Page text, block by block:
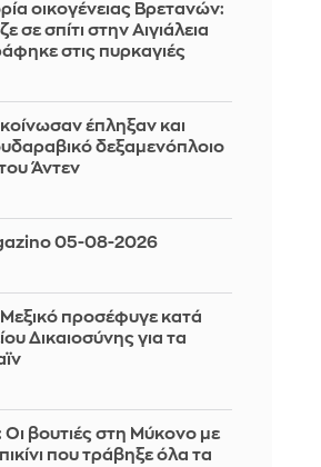
οικογένειας Βρετανών:
σε σπίτι στην Αιγιάλεια
στις πυρκαγιές
έπληξαν και
δεξαμενόπλοιο
Άντεν
05-08-2026
προσέφυγε κατά
Δικαιοσύνης για τα
Οι βουτιές στη Μύκονο με
που τράβηξε όλα τα